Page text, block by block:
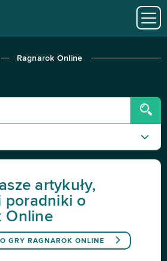
Ragnarok Online
artykuły,
poradniki o
Online
GRY RAGNAROK ONLINE